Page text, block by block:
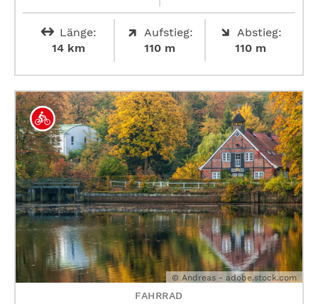
Länge:
14 km
Aufstieg:
110 m
Abstieg:
110 m
© Andreas - adobe.stock.com
FAHRRAD